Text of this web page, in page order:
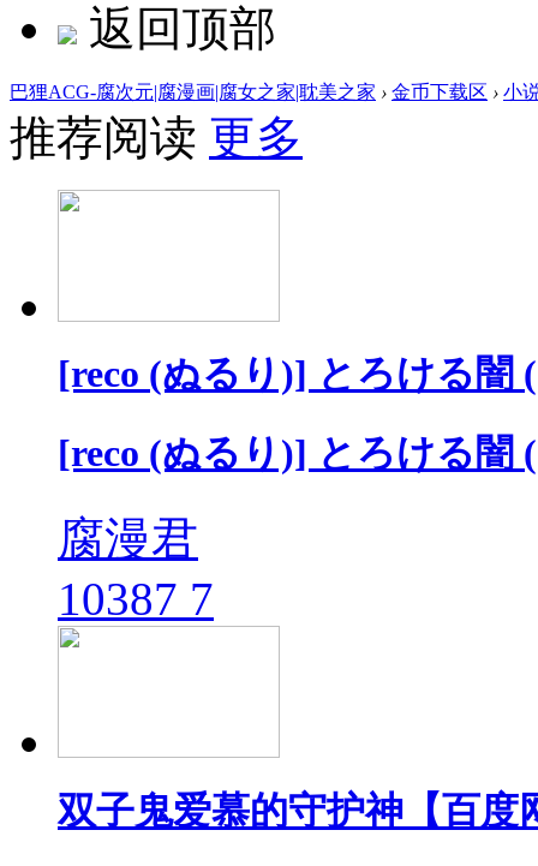
返回顶部
巴狸ACG-腐次元|腐漫画|腐女之家|耽美之家 › 金币下载区 › 小
推荐阅读 更多
[reco (ぬるり)] とろける闇
[reco (ぬるり)] とろける闇
腐漫君
10387 7
双子鬼爱慕的守护神【百度